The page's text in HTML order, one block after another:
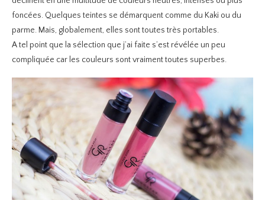
foncées. Quelques teintes se démarquent comme du Kaki ou du
parme. Mais, globalement, elles sont toutes très portables.
A tel point que la sélection que j’ai faite s’est révélée un peu
compliquée car les couleurs sont vraiment toutes superbes.